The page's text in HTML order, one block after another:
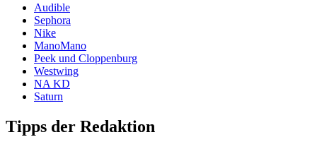
Audible
Sephora
Nike
ManoMano
Peek und Cloppenburg
Westwing
NA KD
Saturn
Tipps der Redaktion